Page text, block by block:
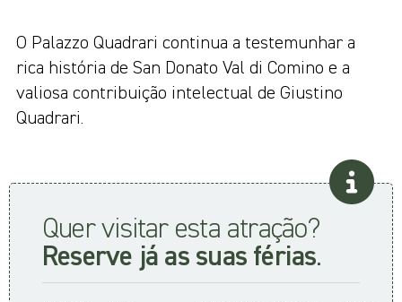
O Palazzo Quadrari continua a testemunhar a
rica história de San Donato Val di Comino e a
valiosa contribuição intelectual de Giustino
Quadrari.
Quer visitar esta atração?
Reserve já as suas férias.